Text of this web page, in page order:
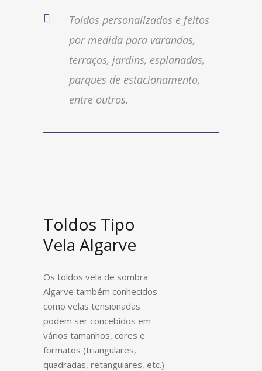
Toldos personalizados e feitos
por medida para varandas,
terraços, jardins, esplanadas,
parques de estacionamento,
entre outros.
Toldos Tipo
Vela Algarve
Os toldos vela de sombra
Algarve também conhecidos
como velas tensionadas
podem ser concebidos em
vários tamanhos, cores e
formatos (triangulares,
quadradas, retangulares, etc.)